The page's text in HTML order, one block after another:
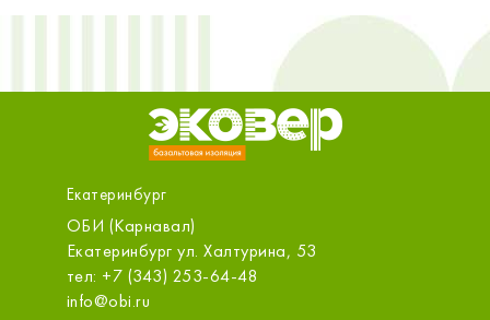
Екатеринбург
ОБИ (Карнавал)
Екатеринбург ул. Халтурина, 53
тел: +7 (343) 253-64-48
info@obi.ru